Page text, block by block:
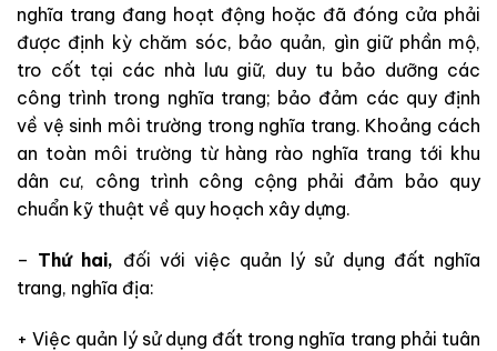
nghĩa trang đang hoạt động hoặc đã đóng cửa phải
được định kỳ chăm sóc, bảo quản, gìn giữ phần mộ,
tro cốt tại các nhà lưu giữ, duy tu bảo dưỡng các
công trình trong nghĩa trang; bảo đảm các quy định
về vệ sinh môi trường trong nghĩa trang. Khoảng cách
an toàn môi trường từ hàng rào nghĩa trang tới khu
dân cư, công trình công cộng phải đảm bảo quy
chuẩn kỹ thuật về quy hoạch xây dựng.
– Thứ hai, đối với việc quản lý sử dụng đất nghĩa
trang, nghĩa địa:
+ Việc quản lý sử dụng đất trong nghĩa trang phải tuân